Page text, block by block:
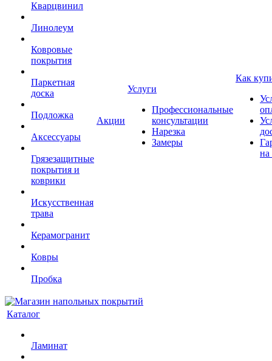
Кварцвинил
Линолеум
Ковровые
покрытия
Паркетная
доска
Подложка
Аксессуары
Грязезащитные
покрытия и
коврики
Искусственная
трава
Керамогранит
Ковры
Пробка
Акции
Услуги
Профессиональные
консультации
Нарезка
Замеры
Как
на
Каталог
Ламинат